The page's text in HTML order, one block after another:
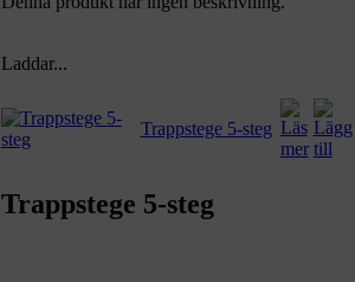
Laddar...
Trappstege 5-steg
Trappstege 5-steg